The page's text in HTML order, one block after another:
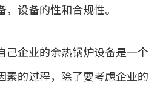
设备的性和合规性。
己企业的余热锅炉设备是一个
素的过程，除了要考虑企业的